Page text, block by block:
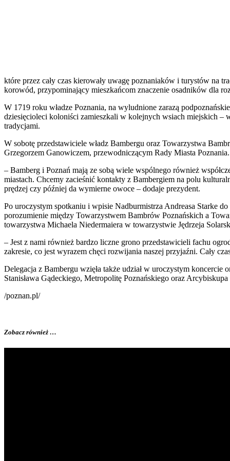
które przez cały czas kierowały uwagę poznaniaków i turystów na
korowód, przypominający mieszkańcom znaczenie osadników dla
W 1719 roku władze Poznania, na wyludnione zarazą
dziesięcioleci koloniści zamieszkali w kolejnych wsiach miejskich –
tradycjami.
W sobotę przedstawiciele władz Bambergu oraz Towarzystwa
Grzegorzem Ganowiczem, przewodniczącym Rady Miasta Poznania.
– Bamberg i Poznań mają ze sobą wiele wspólnego również
miastach. Chcemy zacieśnić kontakty z Bambergiem na polu
prędzej czy później da wymierne owoce – dodaje prezydent.
Po uroczystym spotkaniu i wpisie Nadburmistrza Andreasa Starke
porozumienie między Towarzystwem Bambrów Poznańskich a
towarzystwa Michaela Niedermaiera w towarzystwie Jędrzeja
– Jest z nami również bardzo liczne grono przedstawicieli fachu
zakresie, co jest wyrazem chęci rozwijania naszej przyjaźni. Cały
Delegacja z Bambergu wzięła także udział w uroczystym
Stanisława Gądeckiego, Metropolitę Poznańskiego oraz
/poznan.pl/
Zobacz również …